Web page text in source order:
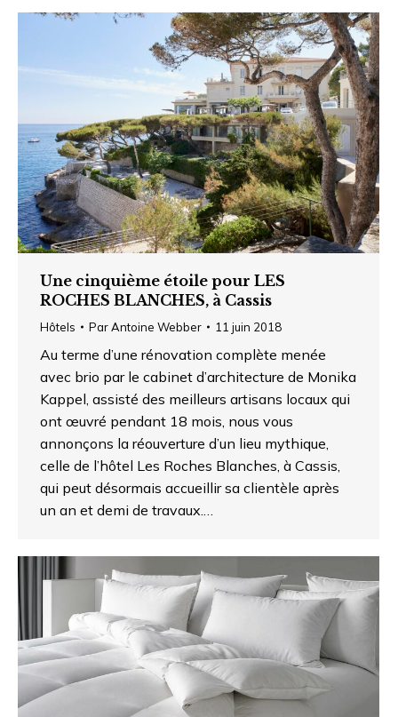
Une cinquième étoile pour LES
ROCHES BLANCHES, à Cassis
Hôtels ParAntoine Webber 11 juin 2018
Au terme d’une rénovation complète menée
avec brio par le cabinet d’architecture de Monika
Kappel, assisté des meilleurs artisans locaux qui
ont œuvré pendant 18 mois, nous vous
annonçons la réouverture d’un lieu mythique,
celle de l’hôtel Les Roches Blanches, à Cassis,
qui peut désormais accueillir sa clientèle après
un an et demi de travaux.…